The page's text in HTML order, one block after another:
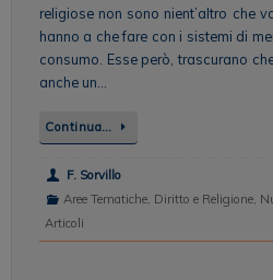
religiose non sono nient’altro che
hanno a che fare con i sistemi di
consumo. Esse però, trascurano
anche un…
Continua…
F. Sorvillo
Aree Tematiche, Diritto e Religione,
Articoli